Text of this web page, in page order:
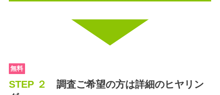
無料
STEP ２
調査ご希望の方は詳細のヒヤリン